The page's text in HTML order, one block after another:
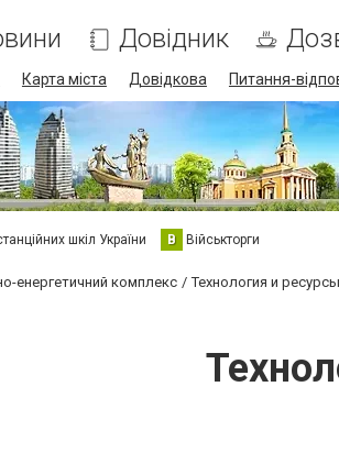
Довідник
Карта міста Довідкова Питання-
шкіл України В Військторги
енергетичний комплекс Технология и ресурсы